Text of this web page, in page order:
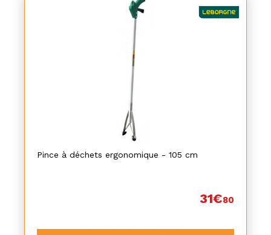
Pince à déchets ergonomique - 105 cm
31€80